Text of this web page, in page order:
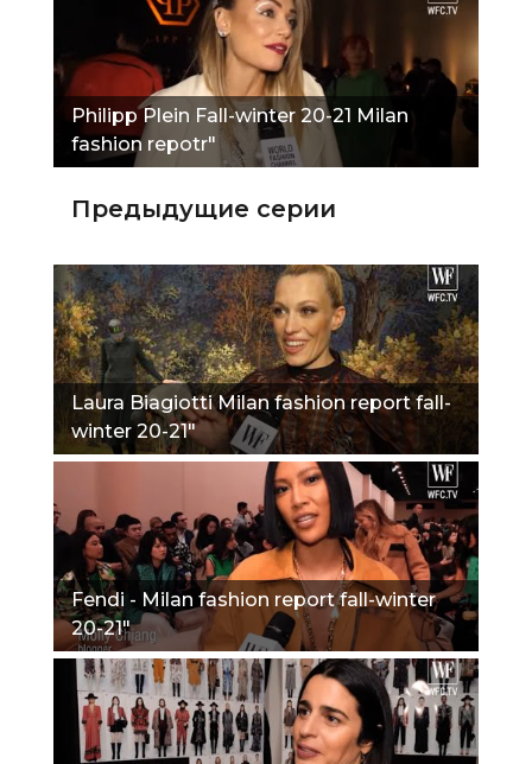
Philipp Plein Fall-winter 20-21 Milan
fashion repotr"
Предыдущие серии
Laura Biagiotti Milan fashion report fall-
winter 20-21"
Fendi - Milan fashion report fall-winter
20-21"